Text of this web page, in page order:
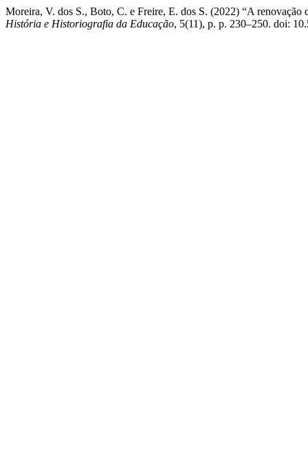
Moreira, V. dos S., Boto, C. e Freire, E. dos S. (2022) “A
História e Historiografia da Educação, 5(11), p. p. 230–250. doi: